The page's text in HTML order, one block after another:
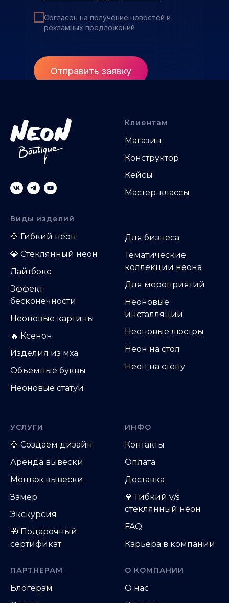
Согласен на получение новостей и
рекламных предложений
Отправить заявку
Клиентам
Магазин
Конструктор
Кейсы
Мастер-классы
Виды изделий
💎 Гибкий неон
💎 Стеклянный неон
Лайтбокс
Эффект
бесконечности
Неоновые картины
🔥 Ксенон
Изделия из мха
Объемные буквы
Неоновые статуи
Для бизнеса
Тематические
коллекции неона
Для мероприятий
Неоновые
инсталляции
Неоновые люстры
Неон на стол
Неон на стену
УСЛУГИ
💎 Создаем дизайн
Аренда вывески
Монтаж вывески
Замер
Экскурсия
🎁 Подарочный
сертификат
ИНФО
Контакты
Оплата
Доставка
💎 Гибкий v/s
стеклянный неон
FAQ
Карьера в компании
ПАРТНЕРАМ
Блогерам
О КОМПАНИИ
О нас